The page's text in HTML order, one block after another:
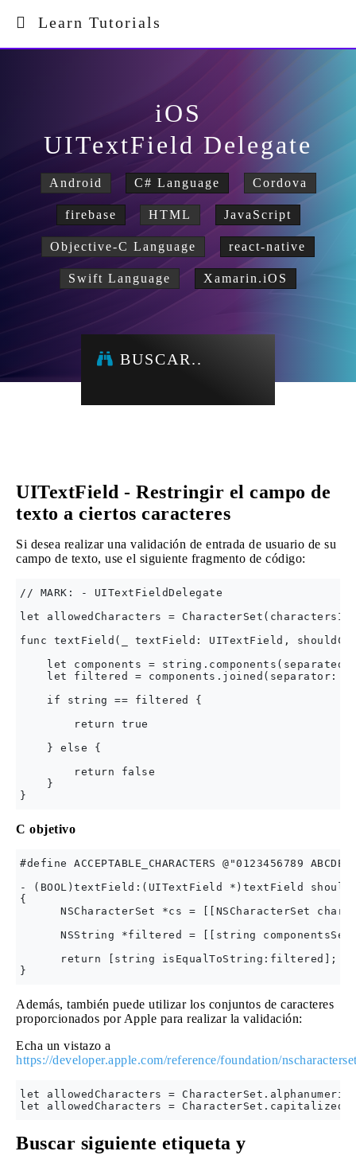
Learn Tutorials
iOS
UITextField Delegate
Android C# Language Cordova
firebase HTML JavaScript
Objective-C Language react-native
Swift Language Xamarin.iOS
BUSCAR..
UITextField - Restringir el campo de
texto a ciertos caracteres
Si desea realizar una validación de entrada de usuario de su
campo de texto, use el siguiente fragmento de código:
// MARK: - UITextFieldDelegate
let allowedCharacters =
func textField(_ textField: UITextField,
let components =
let filtered = components.joined(separator:
    if string == filtered {
        return true
    } else {
        return false
    }
C objetivo
#define ACCEPTABLE_CHARACTERS @"0123456789
- (BOOL)textField:(UITextField *)textField
{
NSCharacterSet *cs = [[NSCharacterSet
NSString *filtered = [[string
      return [string isEqualToString:filtered];
Además, también puede utilizar los conjuntos de caracteres
proporcionados por Apple para realizar la validación:
Echa un vistazo a
https://developer.apple.com/reference/foundation/
let allowedCharacters =
Buscar siguiente etiqueta y